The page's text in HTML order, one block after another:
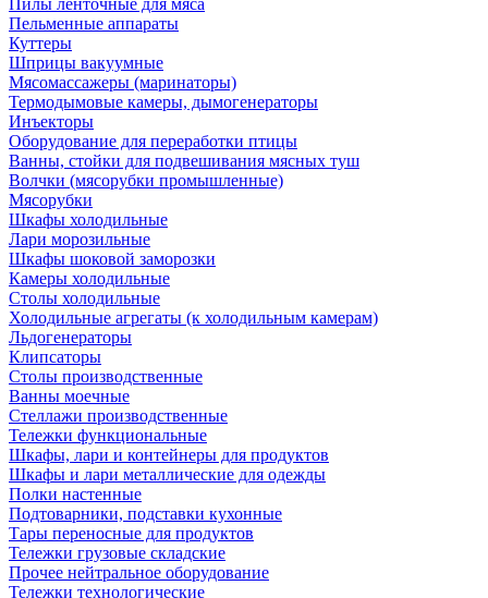
Пилы ленточные для мяса
Пельменные аппараты
Куттеры
Шприцы вакуумные
Мясомассажеры (маринаторы)
Термодымовые камеры, дымогенераторы
Инъекторы
Оборудование для переработки птицы
Ванны, стойки для подвешивания мясных туш
Волчки (мясорубки промышленные)
Мясорубки
Шкафы холодильные
Лари морозильные
Шкафы шоковой заморозки
Камеры холодильные
Столы холодильные
Холодильные агрегаты (к холодильным камерам)
Льдогенераторы
Клипсаторы
Столы производственные
Ванны моечные
Стеллажи производственные
Тележки функциональные
Шкафы, лари и контейнеры для продуктов
Шкафы и лари металлические для одежды
Полки настенные
Подтоварники, подставки кухонные
Тары переносные для продуктов
Тележки грузовые складские
Прочее нейтральное оборудование
Тележки технологические